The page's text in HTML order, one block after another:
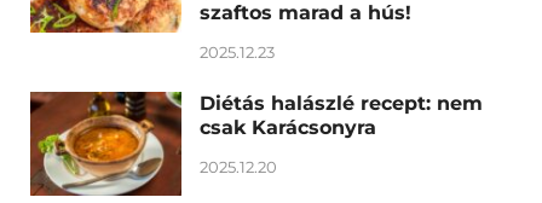
szaftos marad a hús!
2025.12.23
Diétás halászlé recept: nem
csak Karácsonyra
2025.12.20